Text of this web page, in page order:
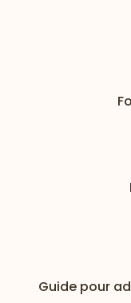
Guide pour